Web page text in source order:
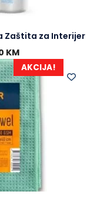
Zaštita za Interijer
KM
AKCIJA!